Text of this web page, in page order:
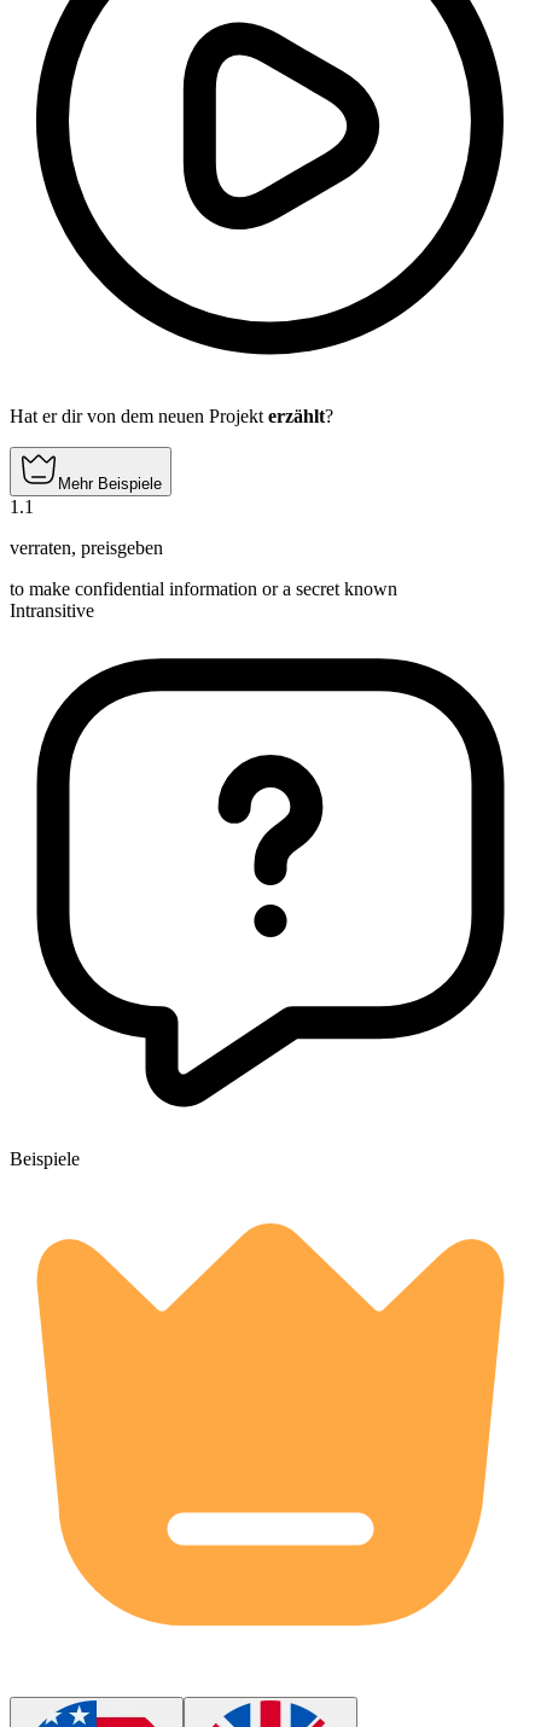
Hat er dir von dem neuen Projekt erzählt?
Mehr Beispiele
1 .1
verraten, preisgeben
to make confidential information or a secret known
Intransitive
Beispiele